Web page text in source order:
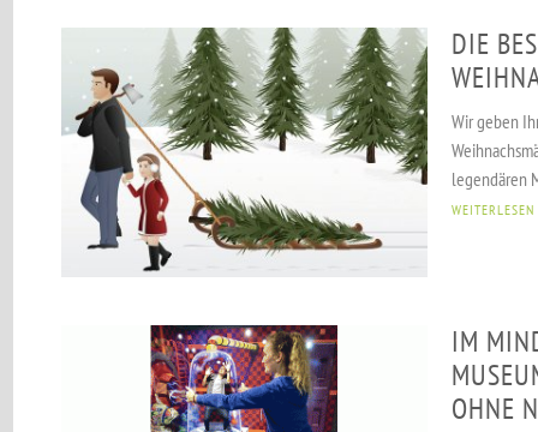
DIE
Wir geben
legendären
WEITERLESEN
IM
OHNE